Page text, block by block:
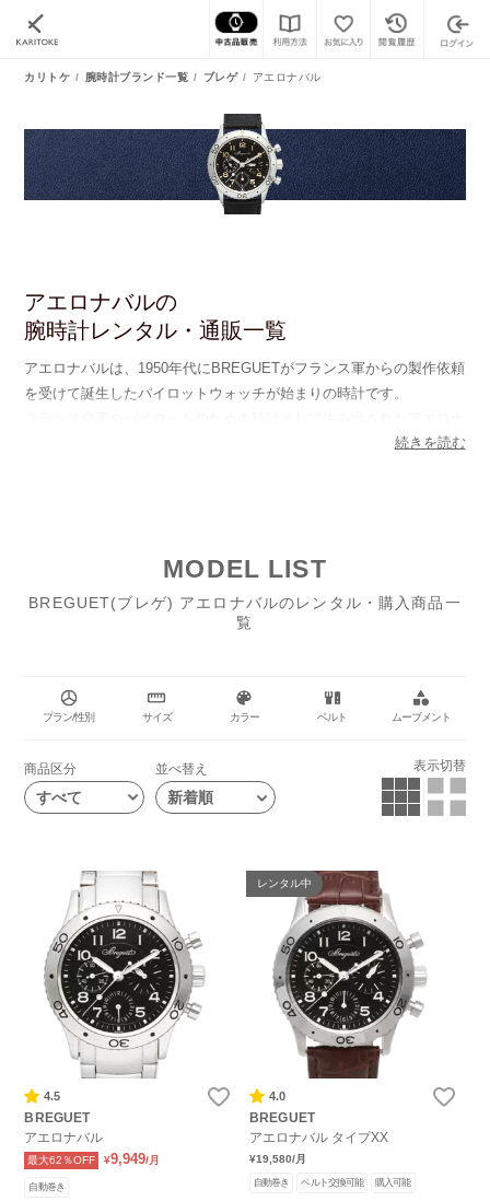
カリトケ 腕時計ブランド一覧 ブレゲ アエロナバル
アエロナバルの
腕時計レンタル・通販一覧
続きを読む
アエロナバルは、1950年代にBREGUETがフランス軍からの製作依頼
を受けて誕生したパイロットウォッチが始まりの時計です。
バルは、1970年代に第2世代が登場し、1995年に第3世代が登場しま
ロノグラフ（トランスアトランティック）、アラーム機能が搭載され
たもの（アジェンダ）といった3つのバリエーションがあります。
第3世代が登場した後も、ケースサイズが拡大されたモデルや機構が
アエロナバルのデザインは幅広いシーンに対応でき、革ベルトでミリ
タリーチックにしてカジュアルなスタイルに合わせたり、メタルバン
を付け替えて楽しむことができます。その汎用性の高さは、多くの時
計愛好家を魅了しています。
MODEL LIST
BREGUET(ブレゲ) アエロナバルのレンタル・購入商品一
覧
プラン/性別 サイズ カラー ベルト ムーブメント
商品区分
すべて
並べ替え 表示切替
4.5
BREGUET
アエロナバル
最大62％OFF ¥9,949/月
自動巻き
レンタル中
4.0
BREGUET
アエロナバル タイプXX
¥19,580/月
自動巻き ベルト交換可能 購入可能